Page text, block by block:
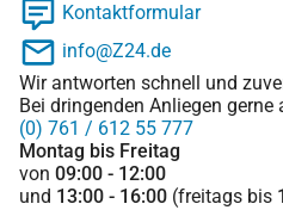
Kontaktformular
info@Z24.de
Wir antworten schnell und
Bei dringenden Anliegen
(0) 761 / 612 55 777
Montag bis Freitag
von 09:00 - 12:00
und 13:00 - 16:00 (freitags bis